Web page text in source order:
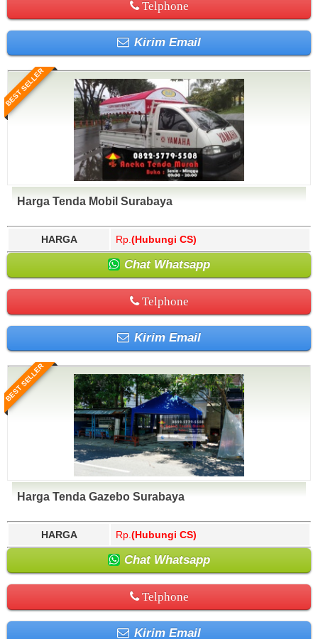
Telphone
Kirim Email
BEST SELLER
Harga Tenda Mobil Surabaya
HARGA Rp. (Hubungi CS)
Chat Whatsapp
Telphone
Kirim Email
BEST SELLER
Harga Tenda Gazebo Surabaya
HARGA Rp. (Hubungi CS)
Chat Whatsapp
Telphone
Kirim Email